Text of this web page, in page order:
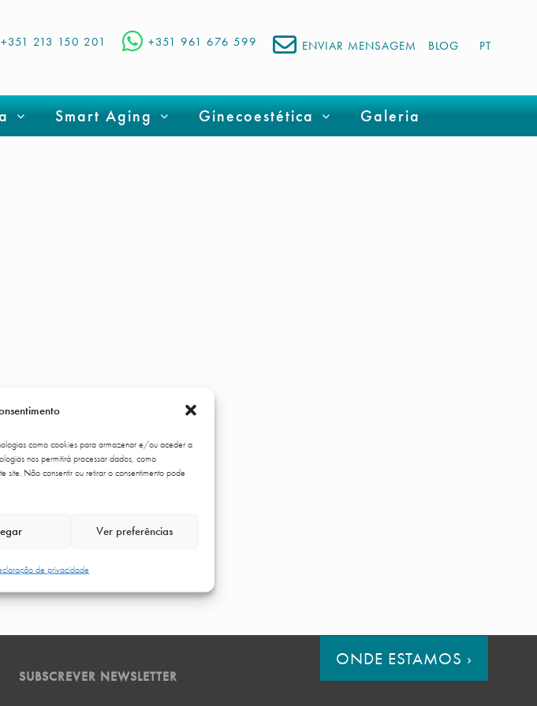
como cookies para armazenar e/ou aceder a
nos permitirá processar dados, como
site. Não consentir ou retirar o consentimento pode
Ver preferências
de privacidade
PT
BLOG
ENVIAR MENSAGEM
+351 961 676 599
+351 213 150 201
Smart Aging Ginecoestética Galeria
SUBSCREVER NEWSLETTER
ONDE ESTAMOS ›